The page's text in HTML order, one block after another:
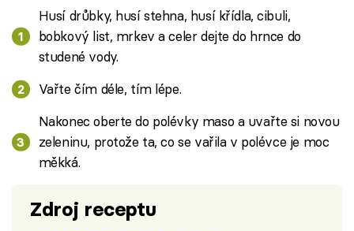
Husí drůbky, husí stehna, husí křídla, cibuli,
bobkový list, mrkev a celer dejte do hrnce do
studené vody.
Vařte čím déle, tím lépe.
Nakonec oberte do polévky maso a uvařte si novou
zeleninu, protože ta, co se vařila v polévce je moc
měkká.
Zdroj receptu